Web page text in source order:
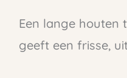
Een lange houten
geeft een frisse,